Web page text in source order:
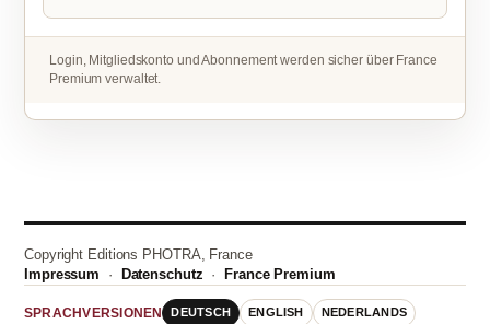
Login, Mitgliedskonto und Abonnement werden sicher über France
Premium verwaltet.
Copyright Editions PHOTRA, France
Impressum · Datenschutz ·France Premium
SPRACHVERSIONEN DEUTSCH ENGLISH NEDERLANDS